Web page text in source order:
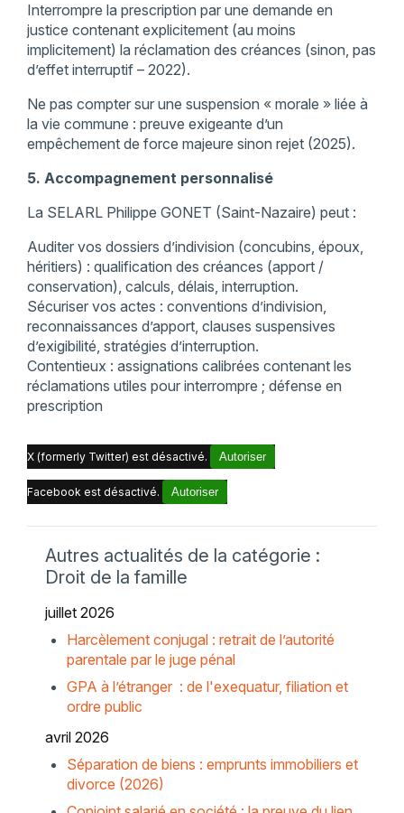
Interrompre la prescription par une demande en
justice contenant explicitement (au moins
implicitement) la réclamation des créances (sinon, pas
d’effet interruptif – 2022).
Ne pas compter sur une suspension « morale » liée à
la vie commune : preuve exigeante d’un
empêchement de force majeure sinon rejet (2025).
5. Accompagnement personnalisé
La SELARL Philippe GONET (Saint-Nazaire) peut :
Auditer vos dossiers d’indivision (concubins, époux,
héritiers) : qualification des créances (apport /
conservation), calculs, délais, interruption.
Sécuriser vos actes : conventions d’indivision,
reconnaissances d’apport, clauses suspensives
d’exigibilité, stratégies d’interruption.
Contentieux : assignations calibrées contenant les
réclamations utiles pour interrompre ; défense en
prescription
X (formerly Twitter) est désactivé. Autoriser
Facebook est désactivé. Autoriser
Autres actualités de la catégorie :
Droit de la famille
juillet 2026
Harcèlement conjugal : retrait de l’autorité
parentale par le juge pénal
GPA à l’étranger : de l'exequatur, filiation et
ordre public
avril 2026
Séparation de biens : emprunts immobiliers et
divorce (2026)